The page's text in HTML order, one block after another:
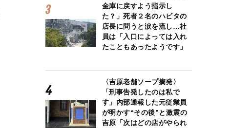
金庫に戻すよう指示し
た？」死者２名のハビタの
店長に問うと涙を流し…社
員は「入口によっては入れ
たこともあったようです」
〈吉原老舗ソープ摘発〉
「刑事告発したのは私で
す」内部通報した元従業員
が明かす“その後”と激震の
吉原「次はどの店がやられ